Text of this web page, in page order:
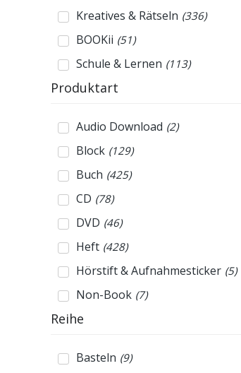
Kreatives & Rätseln (336)
BOOKii (51)
Schule & Lernen (113)
Produktart
Audio Download (2)
Block (129)
Buch (425)
CD (78)
DVD (46)
Heft (428)
Hörstift & Aufnahmesticker (5)
Non-Book (7)
Reihe
Basteln (9)